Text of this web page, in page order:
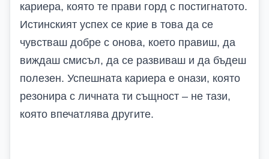
кариера, която те прави горд с постигнатото.
Истинският успех се крие в това да се
чувстваш добре с онова, което правиш, да
виждаш смисъл, да се развиваш и да бъдеш
полезен. Успешната кариера е онази, която
резонира с личната ти същност – не тази,
която впечатлява другите.